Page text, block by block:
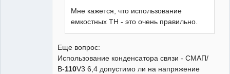
Мне кажется, что использование
емкостных ТН - это очень правильно.
Еще вопрос:
Использование конденсатора связи - СМАП/
В-110V3 6,4 допустимо ли на напряжение